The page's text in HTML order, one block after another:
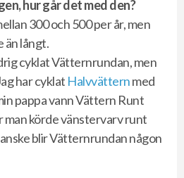
hur går det med den?
300 och 500 per år, men
än långt.
cyklat Vätternrundan, men
har cyklat Halvvätternmed
pappa vann Vättern Runt
man körde vänstervarv runt
blir Vätternrundan någon